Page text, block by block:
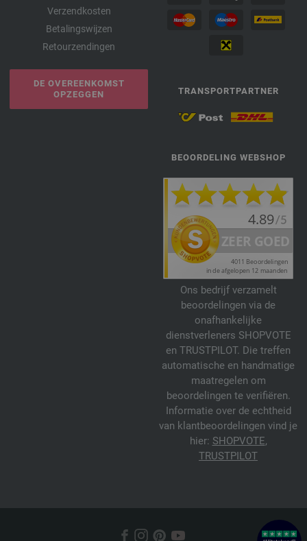
Verzendkosten
Betalingswijzen
Retourzendingen
DE OVEREENKOMST
OPZEGGEN
TRANSPORTPARTNER
BEOORDELING WEBSHOP
Ons bedrijf verzamelt
beoordelingen via de
onafhankelijke
dienstverleners SHOPVOTE
en TRUSTPILOT. Die treffen
automatische en handmatige
maatregelen om
beoordelingen te verifiëren.
Informatie over de echtheid
van klantbeoordelingen vind je
hier: SHOPVOTE,
TRUSTPILOT